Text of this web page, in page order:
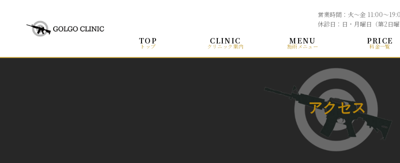
営業時間：火〜金 11:00〜
休診日：日・月曜日（第2日
TOP
トップ
CLINIC
クリニック案内
MENU
施術メニュー
PRICE
料金一覧
アクセス